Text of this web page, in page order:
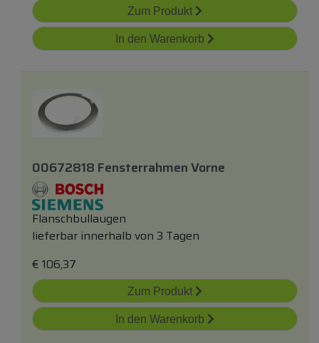
Zum Produkt
In den Warenkorb
00672818 Fensterrahmen Vorne
Flanschbullaugen
lieferbar innerhalb von 3 Tagen
€ 106,37
Zum Produkt
In den Warenkorb